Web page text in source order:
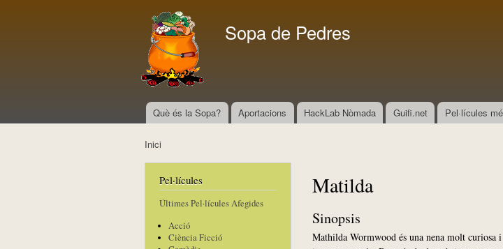
Sopa de Pedres
Menú principal
Què és la Sopa? Aportacions HackLab Nòmada Guifi.net Pel·lícules
Inici
Pel·lícules
Últimes Pel·lícules Afegides
Acció
Ciència Ficció
Matilda
Sinopsis
Mathilda Wormwood és una nena molt curiosa